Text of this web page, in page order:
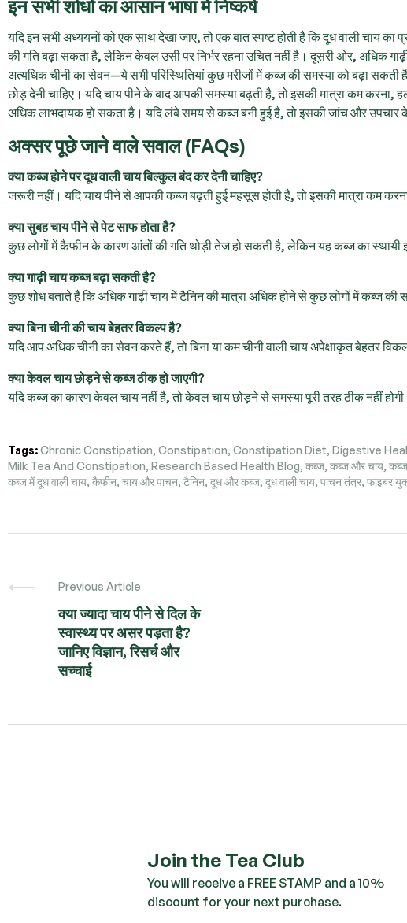
इन सभी शोधों का आसान भाषा में निष्कर्ष
यदि इन सभी अध्ययनों को एक साथ देखा जाए, तो एक बात स्पष्ट होती है कि दूध वाली
की गति बढ़ा सकता है, लेकिन केवल उसी पर निर्भर रहना उचित नहीं है। दूसरी ओर, अधिक
अत्यधिक चीनी का सेवन—ये सभी परिस्थितियां कुछ मरीजों में कब्ज की समस्या को बढ़ा सकती
छोड़ देनी चाहिए। यदि चाय पीने के बाद आपकी समस्या बढ़ती है, तो इसकी मात्रा कम करना,
अधिक लाभदायक हो सकता है। यदि लंबे समय से कब्ज बनी हुई है, तो इसकी जांच और
अक्सर पूछे जाने वाले सवाल (FAQs)
क्या कब्ज होने पर दूध वाली चाय बिल्कुल बंद कर देनी चाहिए?
जरूरी नहीं। यदि चाय पीने से आपकी कब्ज बढ़ती हुई महसूस होती है, तो इसकी मात्रा कम
क्या सुबह चाय पीने से पेट साफ होता है?
कुछ लोगों में कैफीन के कारण आंतों की गति थोड़ी तेज हो सकती है, लेकिन यह कब्ज का स्थायी
क्या गाढ़ी चाय कब्ज बढ़ा सकती है?
कुछ शोध बताते हैं कि अधिक गाढ़ी चाय में टैनिन की मात्रा अधिक होने से कुछ लोगों में कब्ज की
क्या बिना चीनी की चाय बेहतर विकल्प है?
यदि आप अधिक चीनी का सेवन करते हैं, तो बिना या कम चीनी वाली चाय अपेक्षाकृत बेहतर
क्या केवल चाय छोड़ने से कब्ज ठीक हो जाएगी?
यदि कब्ज का कारण केवल चाय नहीं है, तो केवल चाय छोड़ने से समस्या पूरी तरह ठीक नहीं
Tags:Chronic Constipation, Constipation, Constipation Diet, Digestive
Milk Tea And Constipation, Research Based Health Blog, कब्ज, कब्ज और चाय,
कब्ज में दूध वाली चाय, कैफीन, चाय और पाचन, टैनिन, दूध और कब्ज, दूध वाली चाय, पाचन तंत्र, फाइबर
Previous Article
क्या ज्यादा चाय पीने से दिल के
स्वास्थ्य पर असर पड़ता है?
जानिए विज्ञान, रिसर्च और
सच्चाई
Join the Tea Club
You will receive a FREE STAMP and a 10%
discount for your next purchase.